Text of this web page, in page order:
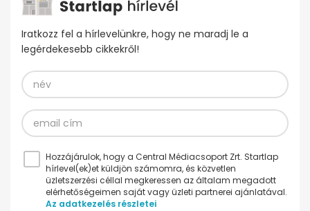
Iratkozz fel a hírlevelünkre, hogy ne maradj le a
legérdekesebb cikkekről!
Hozzájárulok, hogy a Central Médiacsoport Zrt. Startlap
hírlevel(ek)et küldjön számomra, és közvetlen
üzletszerzési céllal megkeressen az általam megadott
elérhetőségeimen saját vagy üzleti partnerei ajánlatával.
Az adatkezelés részletei